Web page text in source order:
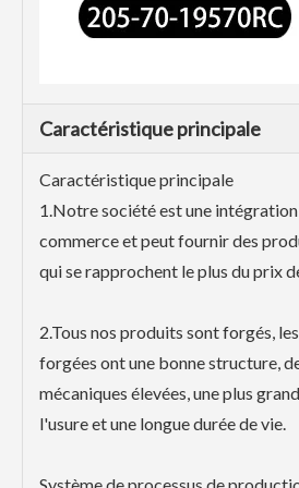
Caractéristique principale
Caractéristique principale
1.Notre société est une
commerce et peut fournir des
qui se rapprochent le plus du prix
2.Tous nos produits sont forgés,
forgées ont une bonne structure,
mécaniques élevées, une plus
l'usure et une longue durée de vie.